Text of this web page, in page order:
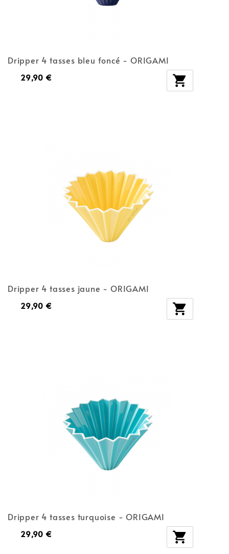
Dripper 4 tasses bleu foncé - ORIGAMI
29,90 € 
Dripper 4 tasses jaune - ORIGAMI
29,90 € 
Dripper 4 tasses turquoise - ORIGAMI
29,90 € 